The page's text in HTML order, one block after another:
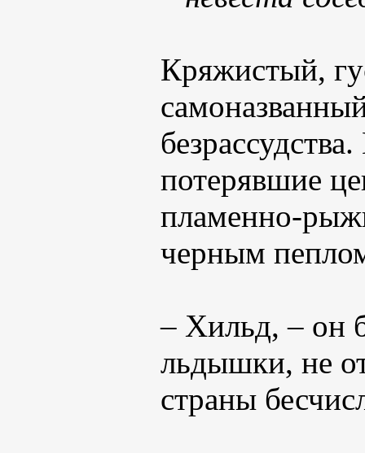
Кряжистый,
потерявшие
пламенно-
черным
– Хильд, – он
льдышки, не
страны